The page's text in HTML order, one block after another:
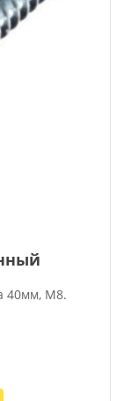
40мм, М8.